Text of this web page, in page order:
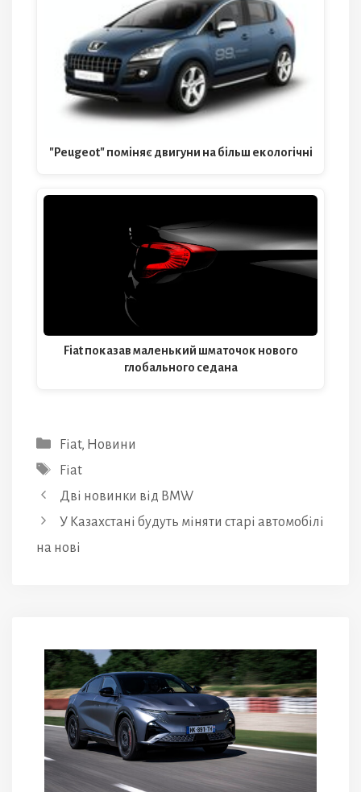
"Peugeot" поміняє двигуни на більш екологічні
Fiat показав маленький шматочок нового
глобального седана
Категорії
Fiat, Новини
Позначки
Fiat
Дві новинки від BMW
У Казахстані будуть міняти старі автомобілі
на нові